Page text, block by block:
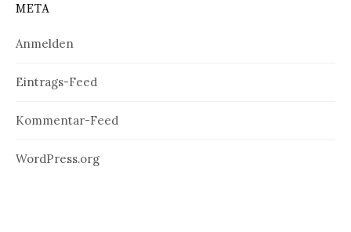
META
Anmelden
Eintrags-Feed
Kommentar-Feed
WordPress.org